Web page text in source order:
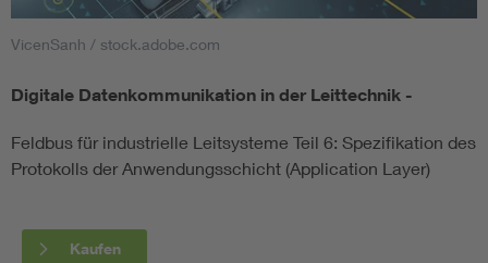
Smart Cities
DKE Fachinformationen im Kontext der Normung
Blitzschutz: DIN EN 62305 in der Übersicht
VicenSanh / stock.adobe.com
Digitale Datenkommunikation in der Leittechnik -
Feldbus für industrielle Leitsysteme Teil 6: Spezifikation des
Protokolls der Anwendungsschicht (Application Layer)
Kaufen